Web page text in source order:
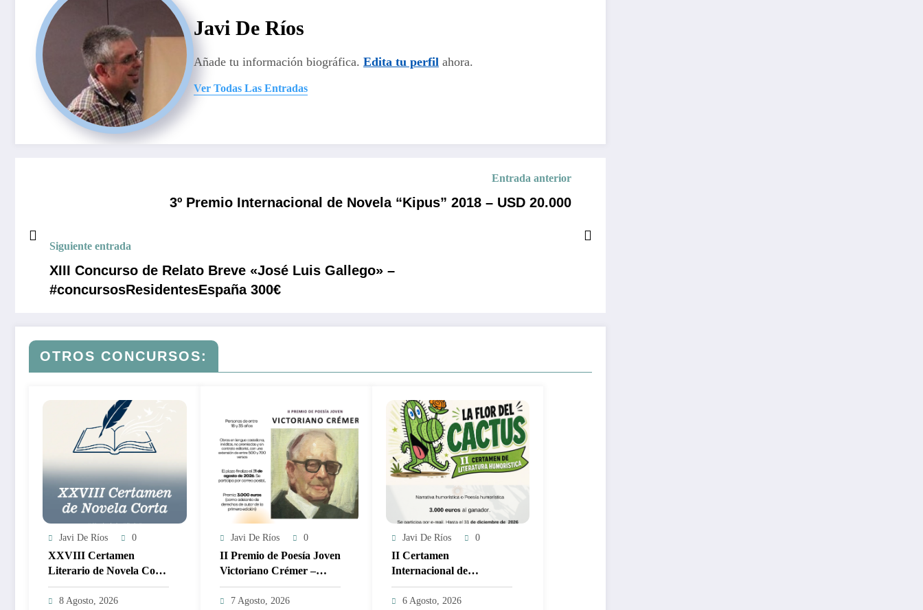
Javi De Ríos
Añade tu información biográfica. Edita tu perfil ahora.
Ver Todas Las Entradas
Entrada anterior
3º Premio Internacional de Novela “Kipus” 2018 – USD 20.000
Siguiente entrada
XIII Concurso de Relato Breve «José Luis Gallego» –
#concursosResidentesEspaña 300€
OTROS CONCURSOS:
Javi De Ríos 0
XXVIII Certamen
Literario de Novela Corta
Ciudad de Tíjola –
#soloEspaña 1.000€
8 Agosto, 2026
Javi De Ríos 0
II Premio de Poesía Joven
Victoriano Crémer –
3.000€
7 Agosto, 2026
Javi De Ríos 0
II Certamen
Internacional de
Literatura de Humor LA
FLOR DEL CACTUS
6 Agosto, 2026